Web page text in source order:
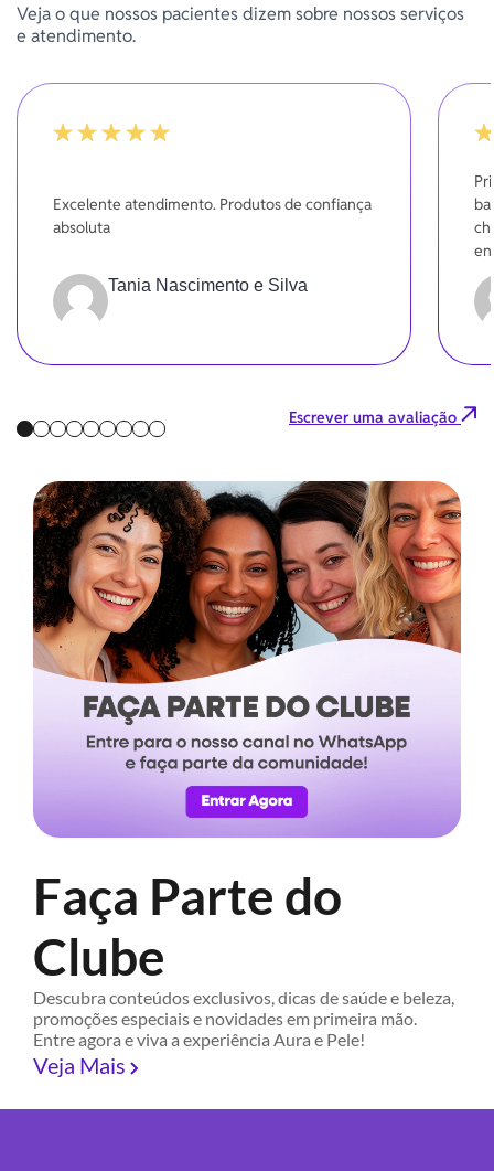
Veja o que nossos pacientes dizem sobre nossos serviços
e atendimento.
Excelente atendimento. Produtos de confiança
absoluta
Tania Nascimento e Silva
Escrever uma avaliação
Faça Parte do
Clube
Descubra conteúdos exclusivos, dicas de saúde e beleza,
promoções especiais e novidades em primeira mão.
Entre agora e viva a experiência Aura e Pele!
Veja Mais